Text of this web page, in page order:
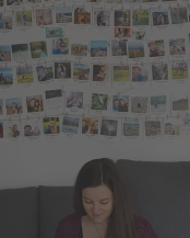
fotókidolgozás
nyomtatás azonnal
fali dekoráció
naptárak
FOTÓKÖNYV Kids
myPhotos
szeretteinek
myPhotos